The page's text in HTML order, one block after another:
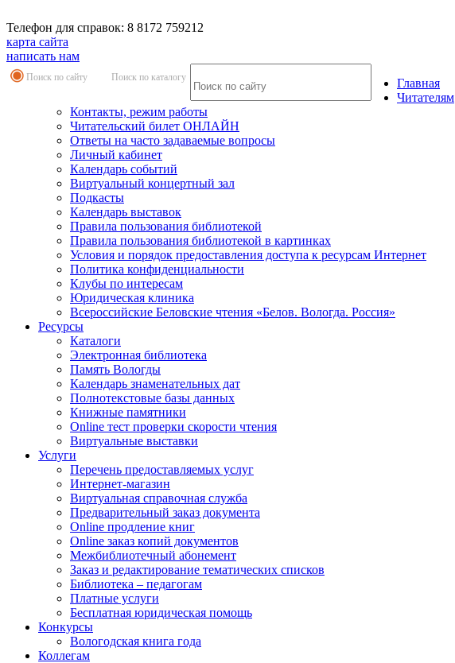
Телефон для справок: 8 8172 759212
карта сайта
написать нам
Поиск по сайту Поиск по каталогу
Главная
Читателям
Контакты, режим работы
Читательский билет ОНЛАЙН
Ответы на часто задаваемые вопросы
Личный кабинет
Календарь событий
Виртуальный концертный зал
Подкасты
Календарь выставок
Правила пользования библиотекой
Правила пользования библиотекой в картинках
Условия и порядок предоставления доступа к ресурсам Интернет
Политика конфиденциальности
Клубы по интересам
Юридическая клиника
Всероссийские Беловские чтения «Белов. Вологда. Россия»
Ресурсы
Каталоги
Электронная библиотека
Память Вологды
Календарь знаменательных дат
Полнотекстовые базы данных
Книжные памятники
Online тест проверки скорости чтения
Виртуальные выставки
Услуги
Перечень предоставляемых услуг
Интернет-магазин
Виртуальная справочная служба
Предварительный заказ документа
Online продление книг
Online заказ копий документов
Межбиблиотечный абонемент
Заказ и редактирование тематических списков
Библиотека – педагогам
Платные услуги
Бесплатная юридическая помощь
Конкурсы
Вологодская книга года
Коллегам